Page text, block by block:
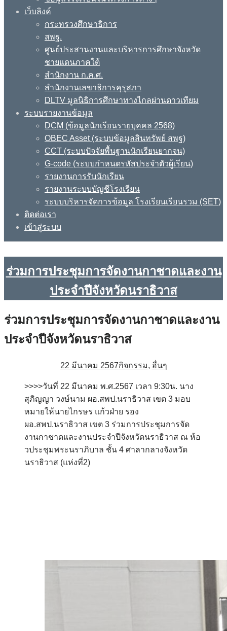
เว็บลิงค์
กระทรวงศึกษาธิการ
สพฐ.
ศูนย์ประสานงานและบริหารการศึกษาจังหวัด
ชายแดนภาคใต้
สำนักงาน ก.ค.ศ.
สำนักงานเลขาธิการคุรุสภา
DLTV มูลนิธิการศึกษาทางไกลผ่านดาวเทียม
ระบบรายงานข้อมูล
DCM (ข้อมูลนักเรียนรายบุคคล 2568)
OBEC Asset (ระบบข้อมูลสินทรัพย์ สพฐ)
CCT (ระบบปัจจัยพื้นฐานนักเรียนยากจน)
G-code (ระบบกำหนดรหัสประจำตัวผู้เรียน)
รายงานการรับนักเรียน
รายงานระบบบัญชีโรงเรียน
ระบบบริหารจัดการข้อมูล โรงเรียนเรียนรวม (SET)
ติดต่อเรา
เข้าสู่ระบบ
ร่วมการประชุมการจัดงานกาชาดและงาน
ประจำปีจังหวัดนราธิวาส
ร่วมการประชุมการจัดงานกาชาดและงาน
ประจำปีจังหวัดนราธิวาส
22 มีนาคม 2567กิจกรรม, อื่นๆ
>>>>วันที่ 22 มีนาคม พ.ศ.2567 เวลา 9:30น. นาง
สุภิญญา วงษ์นาม ผอ.สพป.นราธิวาส เขต 3 มอบ
หมายให้นายไกรษร แก้วฝ่าย รอง
ผอ.สพป.นราธิวาส เขต 3 ร่วมการประชุมการจัด
งานกาชาดและงานประจำปีจังหวัดนราธิวาส ณ ห้อ
วประชุมพระนราภิบาล ชั้น 4 ศาลากลางจังหวัด
นราธิวาส (แห่งที่2)